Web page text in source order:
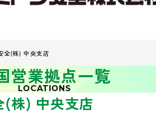
全(株) 中央支店
営業拠点一覧
LOCATIONS
(株) 中央支店